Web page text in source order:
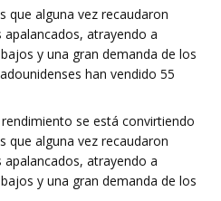
que alguna vez recaudaron
atrayendo a
y una gran demanda de los
han vendido 55
se está convirtiendo
que alguna vez recaudaron
atrayendo a
y una gran demanda de los